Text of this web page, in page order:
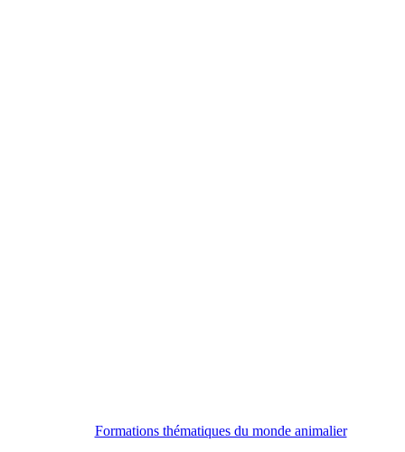
Formations thématiques du monde animalier